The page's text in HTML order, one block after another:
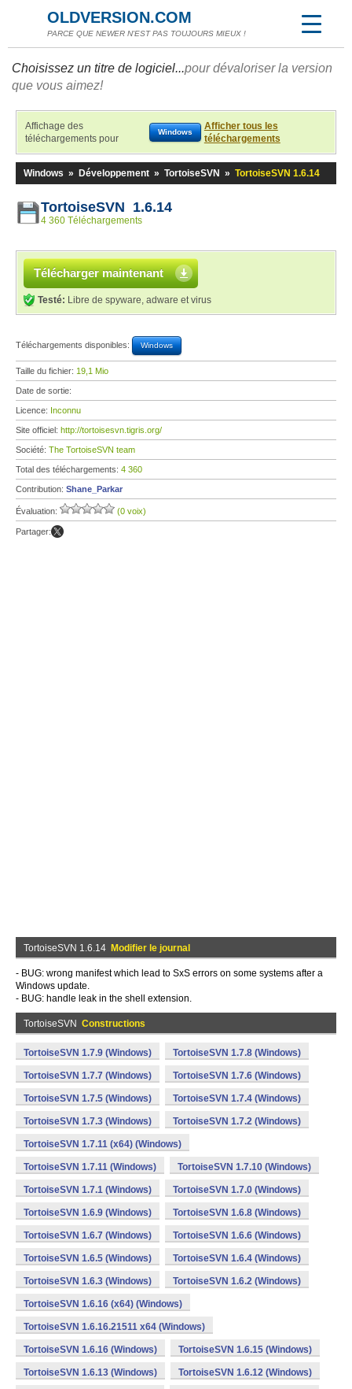
OLDVERSION.COM
PARCE QUE NEWER N'EST PAS TOUJOURS MIEUX !
Choisissez un titre de logiciel...pour dévaloriser la version
que vous aimez!
Affichage des
téléchargements pour
Windows
Afficher tous les
téléchargements
Windows » Développement » TortoiseSVN » TortoiseSVN 1.6.14
TortoiseSVN 1.6.14
4 360 Téléchargements
Télécharger maintenant
Testé: Libre de spyware, adware et virus
Téléchargements disponibles: Windows
Taille du fichier: 19,1 Mio
Date de sortie:
Licence: Inconnu
Site officiel: http://tortoisesvn.tigris.org/
Société: The TortoiseSVN team
Total des téléchargements: 4 360
Contribution: Shane_Parkar
Évaluation: (0 voix)
Partager:
TortoiseSVN 1.6.14 Modifier le journal
- BUG: wrong manifest which lead to SxS errors on some systems after a
Windows update.
- BUG: handle leak in the shell extension.
TortoiseSVN Constructions
TortoiseSVN 1.7.9 (Windows) TortoiseSVN 1.7.8 (Windows)
TortoiseSVN 1.7.7 (Windows) TortoiseSVN 1.7.6 (Windows)
TortoiseSVN 1.7.5 (Windows) TortoiseSVN 1.7.4 (Windows)
TortoiseSVN 1.7.3 (Windows) TortoiseSVN 1.7.2 (Windows)
TortoiseSVN 1.7.11 (x64) (Windows)
TortoiseSVN 1.7.11 (Windows) TortoiseSVN 1.7.10 (Windows)
TortoiseSVN 1.7.1 (Windows) TortoiseSVN 1.7.0 (Windows)
TortoiseSVN 1.6.9 (Windows) TortoiseSVN 1.6.8 (Windows)
TortoiseSVN 1.6.7 (Windows) TortoiseSVN 1.6.6 (Windows)
TortoiseSVN 1.6.5 (Windows) TortoiseSVN 1.6.4 (Windows)
TortoiseSVN 1.6.3 (Windows) TortoiseSVN 1.6.2 (Windows)
TortoiseSVN 1.6.16 (x64) (Windows)
TortoiseSVN 1.6.16.21511 x64 (Windows)
TortoiseSVN 1.6.16 (Windows) TortoiseSVN 1.6.15 (Windows)
TortoiseSVN 1.6.13 (Windows) TortoiseSVN 1.6.12 (Windows)